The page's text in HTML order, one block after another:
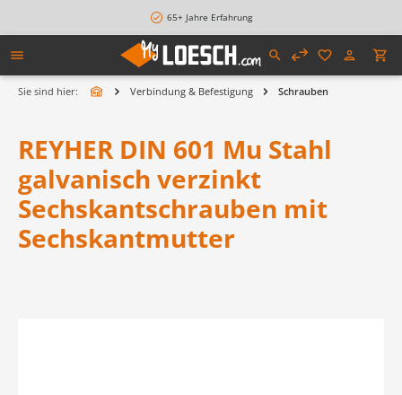
65+ Jahre Erfahrung
Sie sind hier: Verbindung & Befestigung Schrauben
REYHER DIN 601 Mu Stahl
galvanisch verzinkt
Sechskantschrauben mit
Sechskantmutter